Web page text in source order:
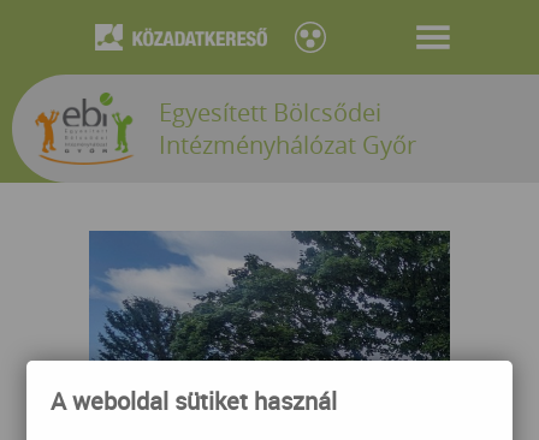
Egyesített Bölcsődei
Intézményhálózat Győr
A weboldal sütiket használ